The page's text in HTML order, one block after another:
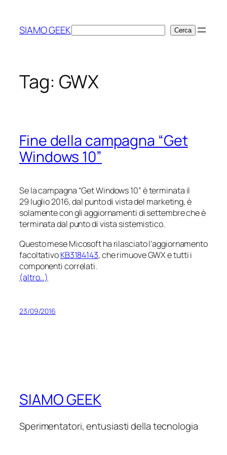
contenuto
SIAMO GEEKCerca Cerca
Tag: GWX
Fine della campagna “Get
Windows 10”
Se la campagna “Get Windows 10” è terminata il
29 luglio 2016, dal punto di vista del marketing, è
solamente con gli aggiornamenti di settembre che è
terminata dal punto di vista sistemistico.
Questo mese Micosoft ha rilasciato l’aggiornamento
facoltativoKB3184143, che rimuove GWX e tutti i
componenti correlati.
(altro…)
23/09/2016
SIAMO GEEK
Sperimentatori, entusiasti della tecnologia